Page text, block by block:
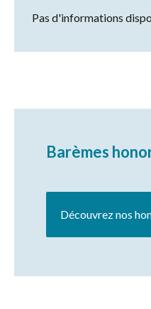
Pas d'informations
Barèmes
Découvrez nos